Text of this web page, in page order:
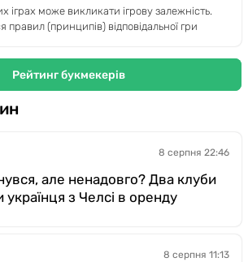
ЧЕ-2028
Казино
іграх може викликати ігрову залежність.
правил (принципів) відповідальної гри
Рейтинг букмекерів
8 серпня 22:46
але ненадовго? Два клуби
українця з Челсі в оренду
8 серпня 11:13